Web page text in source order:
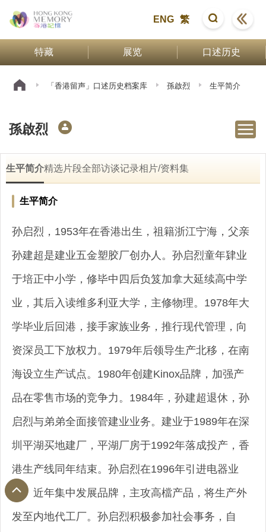
ENG 繁
特藏 展览 口述历史
「香港留声」口述历史档案库 孫啟烈 生平简介
孫啟烈
生平简介精选片段全部访谈记录相片/资料集
生平简介
孙启烈，1953年在香港出生，祖籍浙江宁海，父亲
孙建超是建业五金塑胶厂创办人。孙启烈童年肄业
于培正中小学，修毕中四后负笈加拿大延续高中学
业，其后入读维多利亚大学，主修物理。1978年大
学毕业后回港，接手家族业务，推行现代管理，向
资深员工下放权力。1979年后领导生产北移，在南
海设立生产试点。1980年创建Kinox品牌，加强产
品在零售市场的竞争力。1984年，孙建超退休，孙
启烈与弟弟全面接管建业业务。建业于1989年在深
圳平湖买地建厂，平湖厂房于1992年落成投产，香
港生产线同年结束。孙启烈在1996年引进电器业
务。近年集中发展品牌，主攻高檔产品，将生产外
发至内地代工厂。孙启烈积极参加社会事务，自